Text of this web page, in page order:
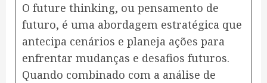
O future thinking, ou pensamento de
futuro, é uma abordagem estratégica que
antecipa cenários e planeja ações para
enfrentar mudanças e desafios futuros.
Quando combinado com a análise de